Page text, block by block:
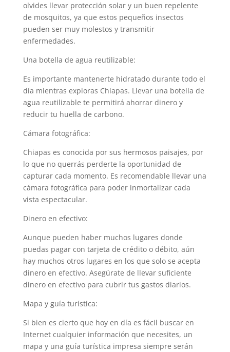
olvides llevar protección solar y un buen repelente
de mosquitos, ya que estos pequeños insectos
pueden ser muy molestos y transmitir
enfermedades.
Una botella de agua reutilizable:
Es importante mantenerte hidratado durante todo el
día mientras exploras Chiapas. Llevar una botella de
agua reutilizable te permitirá ahorrar dinero y
reducir tu huella de carbono.
Cámara fotográfica:
Chiapas es conocida por sus hermosos paisajes, por
lo que no querrás perderte la oportunidad de
capturar cada momento. Es recomendable llevar una
cámara fotográfica para poder inmortalizar cada
vista espectacular.
Dinero en efectivo:
Aunque pueden haber muchos lugares donde
puedas pagar con tarjeta de crédito o débito, aún
hay muchos otros lugares en los que solo se acepta
dinero en efectivo. Asegúrate de llevar suficiente
dinero en efectivo para cubrir tus gastos diarios.
Mapa y guía turística:
Si bien es cierto que hoy en día es fácil buscar en
Internet cualquier información que necesites, un
mapa y una guía turística impresa siempre serán